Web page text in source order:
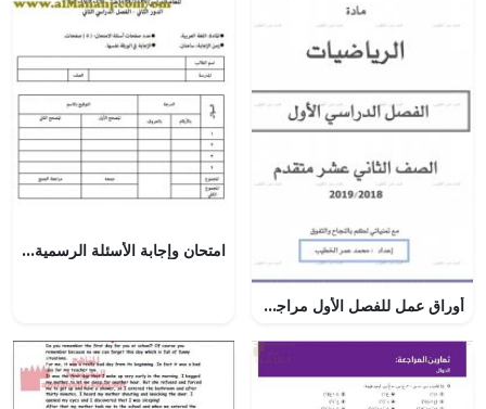
أوراق عمل للفصل الأول مراجعة شاملة للوحدات الأولى والثانية والثالثة, (رياضيات) الثاني عشر المتقدم
امتحان وإجابة الأسئلة الرسمية للفصل الدراسي الثاني الدور الثاني (لغة عربية) الثامن